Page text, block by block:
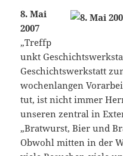
8. Mai
2007
„Treffp
unkt
Geschichtswerkstatt
wochenlangen
tut, ist nicht immer
unseren zentral in
„Bratwurst, Bier und
Obwohl mitten in der